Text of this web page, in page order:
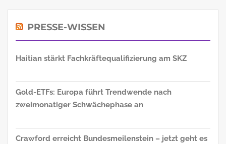
PRESSE-WISSEN
Haitian stärkt Fachkräftequalifizierung am SKZ
Gold-ETFs: Europa führt Trendwende nach
zweimonatiger Schwächephase an
Crawford erreicht Bundesmeilenstein – jetzt geht es